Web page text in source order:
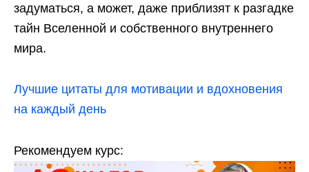
задуматься, а может, даже приблизят к разгадке
тайн Вселенной и собственного внутреннего
мира.
Лучшие цитаты для мотивации и вдохновения
на каждый день
Рекомендуем курс: